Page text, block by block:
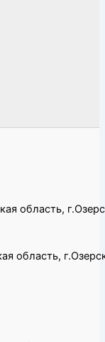
область,
область,